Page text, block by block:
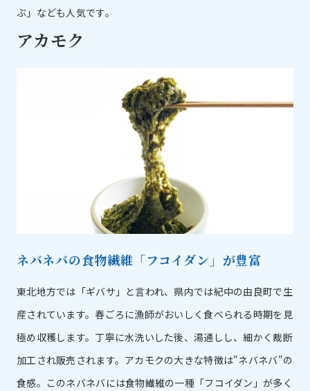
ぶ」なども人気です。
アカモク
ネバネバの食物繊維「フコイダン」が豊富
東北地方では「ギバサ」と言われ、県内では紀中の由良町で生
産されています。春ごろに漁師がおいしく食べられる時期を見
極め収穫します。丁寧に水洗いした後、湯通しし、細かく裁断
加工され販売されます。アカモクの大きな特徴は"ネバネバ"の
食感。このネバネバには食物繊維の一種「フコイダン」が多く